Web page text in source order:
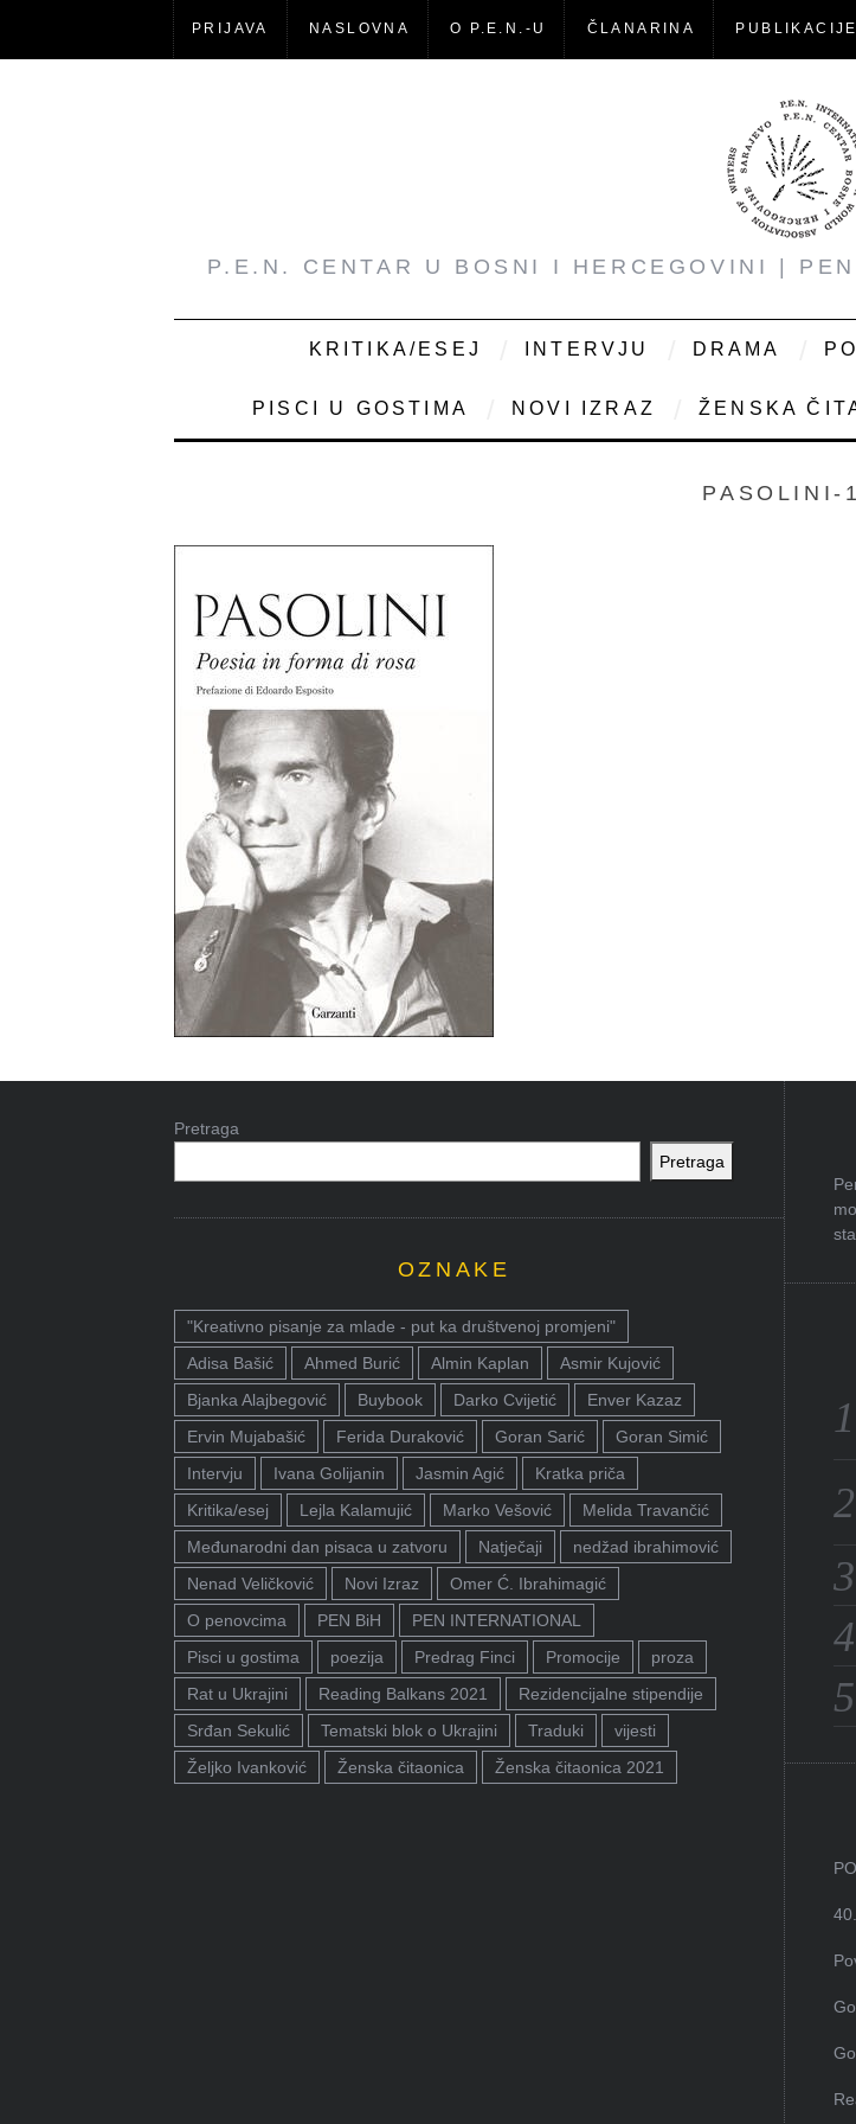
PRIJAVA NASLOVNA O P.E.N.-U ČLANARINA PUBLIKACIJE
P.E.N. CENTAR U BOSNI I HERCEGOVINI |
KRITIKA/ESEJ INTERVJU DRAMA
PISCI U GOSTIMA NOVI IZRAZ ŽENSKA
PASOLINI-
Pretraga
Pretraga
OZNAKE
"Kreativno pisanje za mlade - put ka društvenoj promjeni"
Adisa Bašić
Ahmed Burić Almin Kaplan
Asmir Kujović
Bjanka Alajbegović
Buybook Darko Cvijetić
Enver Kazaz
Ervin Mujabašić
Ferida Duraković Goran Sarić
Goran Simić
Intervju
Ivana Golijanin Jasmin Agić
Kratka priča
Kritika/esej
Lejla Kalamujić Marko Vešović
Melida Travančić
Međunarodni dan pisaca u zatvoru
Natječaji
nedžad ibrahimović
Nenad Veličković
Novi Izraz
Omer Ć. Ibrahimagić
O penovcima
PEN BiH
PEN INTERNATIONAL
Pisci u gostima
poezija Predrag Finci Promocije
proza
Rat u Ukrajini
Reading Balkans 2021
Rezidencijalne stipendije
Srđan Sekulić
Tematski blok o Ukrajini Traduki
vijesti
Željko Ivanković
Ženska čitaonica Ženska čitaonica 2021